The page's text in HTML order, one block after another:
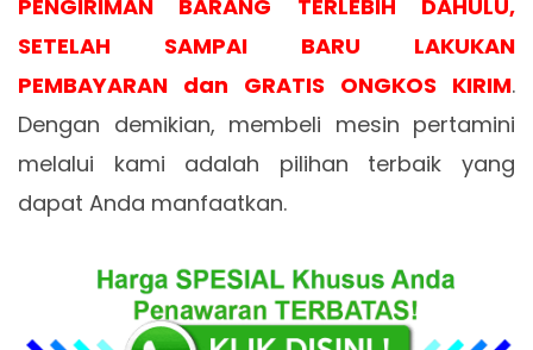
PENGIRIMAN BARANG TERLEBIH DAHULU,
SETELAH SAMPAI BARU LAKUKAN
PEMBAYARAN dan GRATIS ONGKOS KIRIM.
Dengan demikian, membeli mesin pertamini
melalui kami adalah pilihan terbaik yang
dapat Anda manfaatkan.